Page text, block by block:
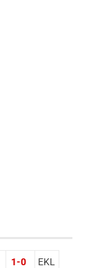
1-0 EKL